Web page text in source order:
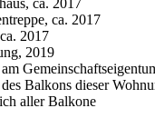
ca. 2017
ca. 2017
2017
2019
Balkons dieser
aller Balkone